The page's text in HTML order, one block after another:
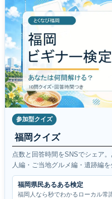
参加型クイズ
福岡クイズ
点数と回答時間をSNSでシェア
人編・ご当地グルメ編・遺跡編を
福岡県民あるある検定
福岡人なら秒でわかるローカル常